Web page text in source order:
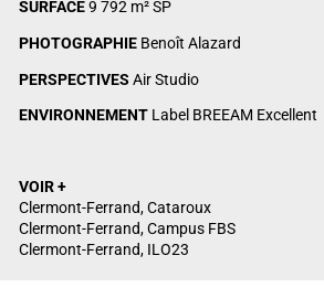
SURFACE9 792 m² SP
PHOTOGRAPHIE Benoît Alazard
PERSPECTIVES Air Studio
ENVIRONNEMENT Label BREEAM Excellent
VOIR +
Clermont-Ferrand, Cataroux
Clermont-Ferrand, Campus FBS
Clermont-Ferrand, ILO23